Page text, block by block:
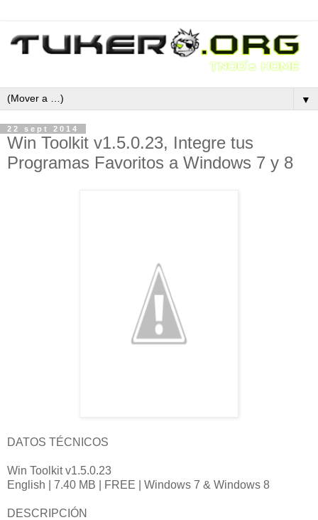
▼
22 sept 2014
Win Toolkit v1.5.0.23, Integre tus
Programas Favoritos a Windows 7 y 8
DATOS TÉCNICOS
Win Toolkit v1.5.0.23
English | 7.40 MB | FREE | Windows 7 & Windows 8
DESCRIPCIÓN